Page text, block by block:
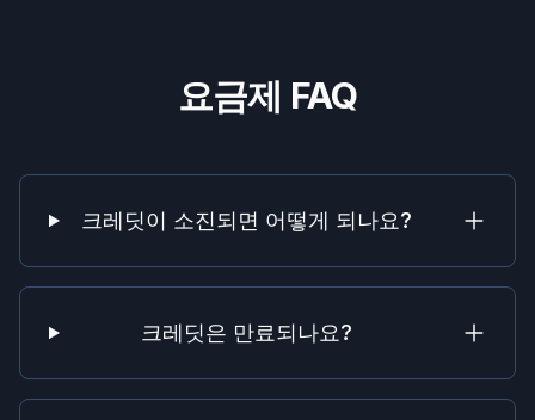
요금제 FAQ
크레딧이 소진되면 어떻게 되나요?
크레딧은 만료되나요?